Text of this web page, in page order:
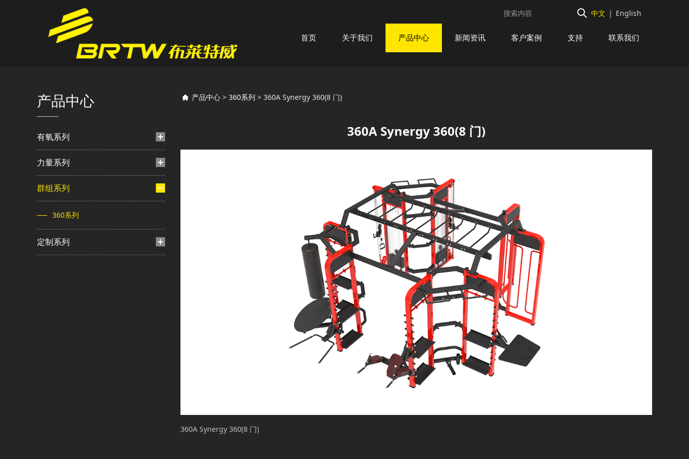
中文 | English
首页 关于我们 产品中心 新闻资讯 客户案例 支持 联系我们
产品中心
有氧系列
力量系列
群组系列
360系列
定制系列
360A Synergy 360(8 门)
产品中心 > 360系列 > 360A Synergy 360(8 门)
360A Synergy 360(8 门)
360A Synergy 360(8 门)